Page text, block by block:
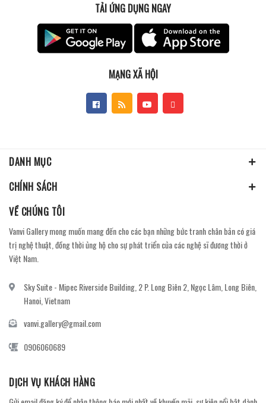
TẢI ỨNG DỤNG NGAY
MẠNG XÃ HỘI
DANH MỤC
CHÍNH SÁCH
VỀ CHÚNG TÔI
Vanvi Gallery mong muốn mang đến cho các bạn những bức tranh chân bản có giá
trị nghệ thuật, đồng thời ủng hộ cho sự phát triển của các nghệ sĩ đương thời ở
Việt Nam.
Sky Suite - Mipec Riverside Building, 2 P. Long Biên 2, Ngọc Lâm, Long Biên,
Hanoi, Vietnam
vanvi.gallery@gmail.com
0906060689
DỊCH VỤ KHÁCH HÀNG